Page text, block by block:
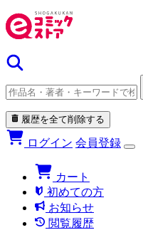
履歴を全て削除する
ログイン 会員登録
カート
初めての方
お知らせ
閲覧履歴